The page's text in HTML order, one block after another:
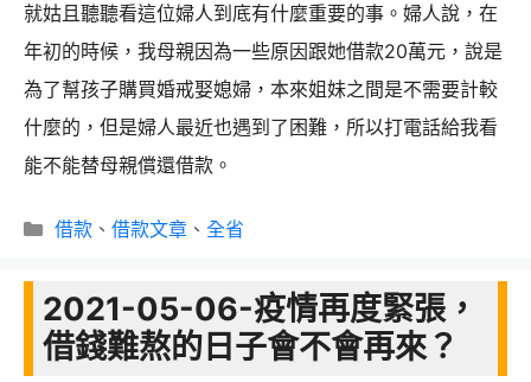
就姑且聽聽看這位婦人到底有什麼重要的事。婦人說，在
年初的時候，我母親因為一些原因跟她借款20萬元，說是
為了幫孩子購買婚戒娶媳婦，本來姐妹之間是不需要計較
什麼的，但是婦人最近也遇到了困難，所以打電話給我看
能不能替母親償還借款。
分
借款、 借款文章、 全省
2021-05-06-疫情再度緊張，
借錢難熬的日子會不會再來？